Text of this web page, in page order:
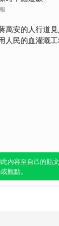
萬安的人行道
人民的血灌溉
容，透過發布貼
內容至自己的貼文
觀點。